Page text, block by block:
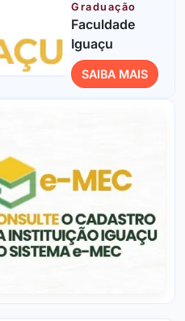
Graduação
Faculdade
Iguaçu
SAIBA MAIS